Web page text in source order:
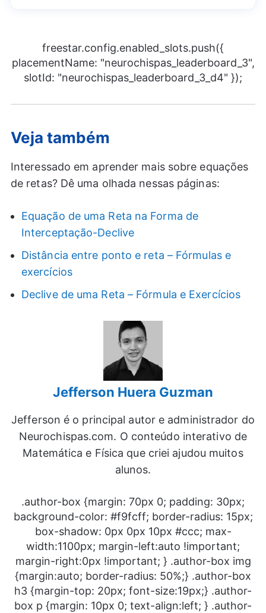
freestar.config.enabled_slots.push({
placementName: "neurochispas_leaderboard_3",
slotId: "neurochispas_leaderboard_3_d4" });
Veja também
Interessado em aprender mais sobre equações
de retas? Dê uma olhada nessas páginas:
Equação de uma Reta na Forma de
Interceptação-Declive
Distância entre ponto e reta – Fórmulas e
exercícios
Declive de uma Reta – Fórmula e Exercícios
Jefferson Huera Guzman
Jefferson é o principal autor e administrador do
Neurochispas.com. O conteúdo interativo de
Matemática e Física que criei ajudou muitos
alunos.
.author-box {margin: 70px 0; padding: 30px;
background-color: #f9fcff; border-radius: 15px;
box-shadow: 0px 0px 10px #ccc; max-
width:1100px; margin-left:auto !important;
margin-right:0px !important; } .author-box img
{margin:auto; border-radius: 50%;} .author-box
h3 {margin-top: 20px; font-size:19px;} .author-
box p {margin: 10px 0; text-align:left; } .author-